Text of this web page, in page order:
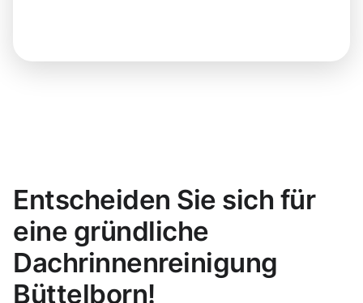
Entscheiden Sie sich für
eine gründliche
Dachrinnenreinigung
Büttelborn!